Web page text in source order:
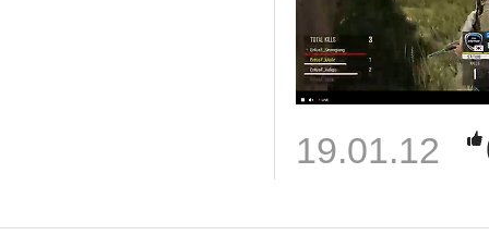
19.01.12